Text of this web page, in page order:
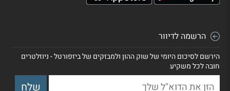
הרשמה לדיוור
הירשם לסיכום היומי של שוק ההון ולמבזקים של ביזפורטל - ניוזלטרים
חובה לכל משקיע